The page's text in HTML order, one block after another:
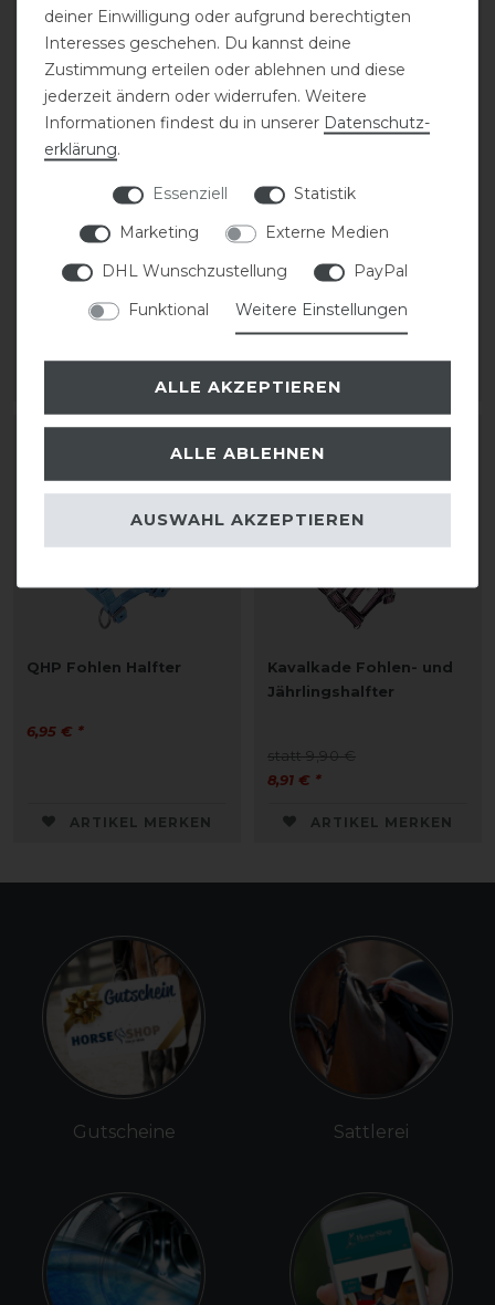
ARTIKEL MERKEN
Lederhalfter Hünxe
49,90 € *
ARTIKEL MERKEN
QHP Fohlen Halfter
6,95 € *
ARTIKEL MERKEN
Kavalkade Fohlen- und
Jährlingshalfter
statt 9,90 €
8,91 € *
ARTIKEL MERKEN
Gutscheine Sattlerei
deiner Einwilligung oder aufgrund berechtigten
Interesses geschehen. Du kannst deine
Zustimmung erteilen oder ablehnen und diese
jederzeit ändern oder widerrufen. Weitere
Informationen findest du in unserer Daten­schutz­
erklärung.
Essenziell
Statistik
Marketing
Externe Medien
DHL Wunschzustellung
PayPal
Funktional
Weitere Einstellungen
ALLE AKZEPTIEREN
ALLE ABLEHNEN
AUSWAHL AKZEPTIEREN